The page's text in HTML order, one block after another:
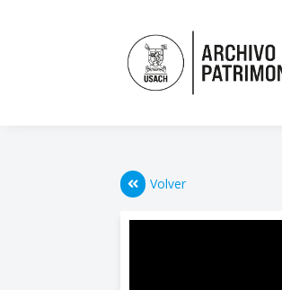
Volver